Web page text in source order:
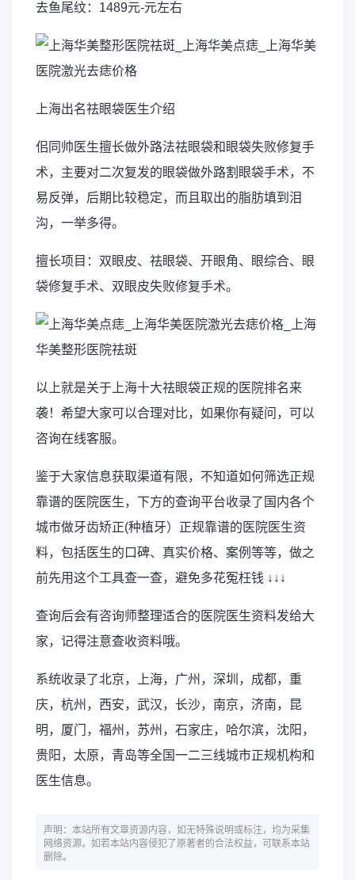
去鱼尾纹：1489元-元左右
上海出名祛眼袋医生介绍
佀同帅医生擅长做外路法祛眼袋和眼袋失败修复手
术，主要对二次复发的眼袋做外路割眼袋手术，不
易反弹，后期比较稳定，而且取出的脂肪填到泪
沟，一举多得。
擅长项目：双眼皮、祛眼袋、开眼角、眼综合、眼
袋修复手术、双眼皮失败修复手术。
以上就是关于上海十大祛眼袋正规的医院排名来
袭！希望大家可以合理对比，如果你有疑问，可以
咨询在线客服。
鉴于大家信息获取渠道有限，不知道如何筛选正规
靠谱的医院医生，下方的查询平台收录了国内各个
城市做牙齿矫正(种植牙）正规靠谱的医院医生资
料，包括医生的口碑、真实价格、案例等等，做之
前先用这个工具查一查，避免多花冤枉钱 ↓↓↓
查询后会有咨询师整理适合的医院医生资料发给大
家，记得注意查收资料哦。
系统收录了北京，上海，广州，深圳，成都，重
庆，杭州，西安，武汉，长沙，南京，济南，昆
明，厦门，福州，苏州，石家庄，哈尔滨，沈阳，
贵阳，太原，青岛等全国一二三线城市正规机构和
医生信息。
声明：本站所有文章资源内容，如无特殊说明或标注，均为采集
网络资源。如若本站内容侵犯了原著者的合法权益，可联系本站
删除。